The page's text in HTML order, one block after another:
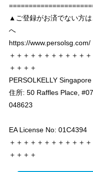
▲ご登録がお済でない方
へ
https://www.persolsg.com/
＋＋＋＋＋＋＋＋＋＋＋
＋＋＋＋
PERSOLKELLY
住所: 50 Raffles Place,
048623
EA License No: 01C4394
＋＋＋＋＋＋＋＋＋＋＋
＋＋＋＋